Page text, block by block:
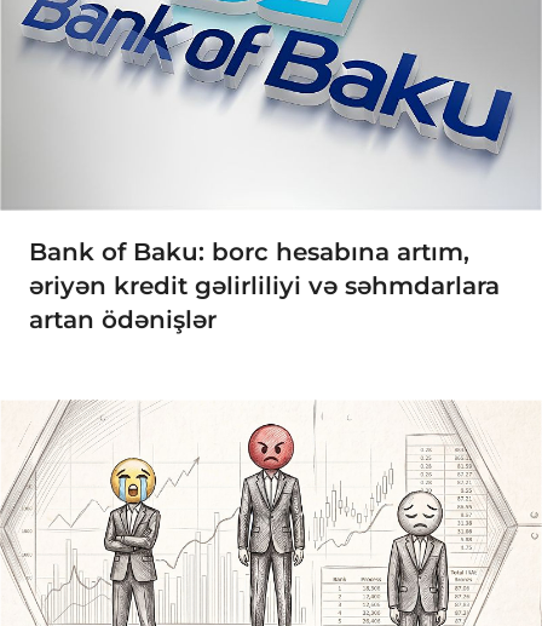
Bank of Baku: borc hesabına artım,
əriyən kredit gəlirliliyi və səhmdarlara
artan ödənişlər